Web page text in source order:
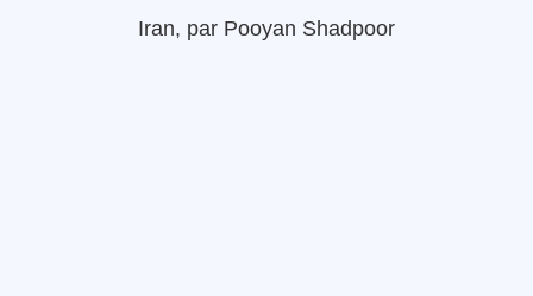
Iran, par Pooyan Shadpoor